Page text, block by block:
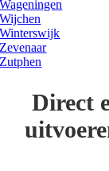
Wageningen
Wijchen
Winterswijk
Zevenaar
Zutphen
Direct